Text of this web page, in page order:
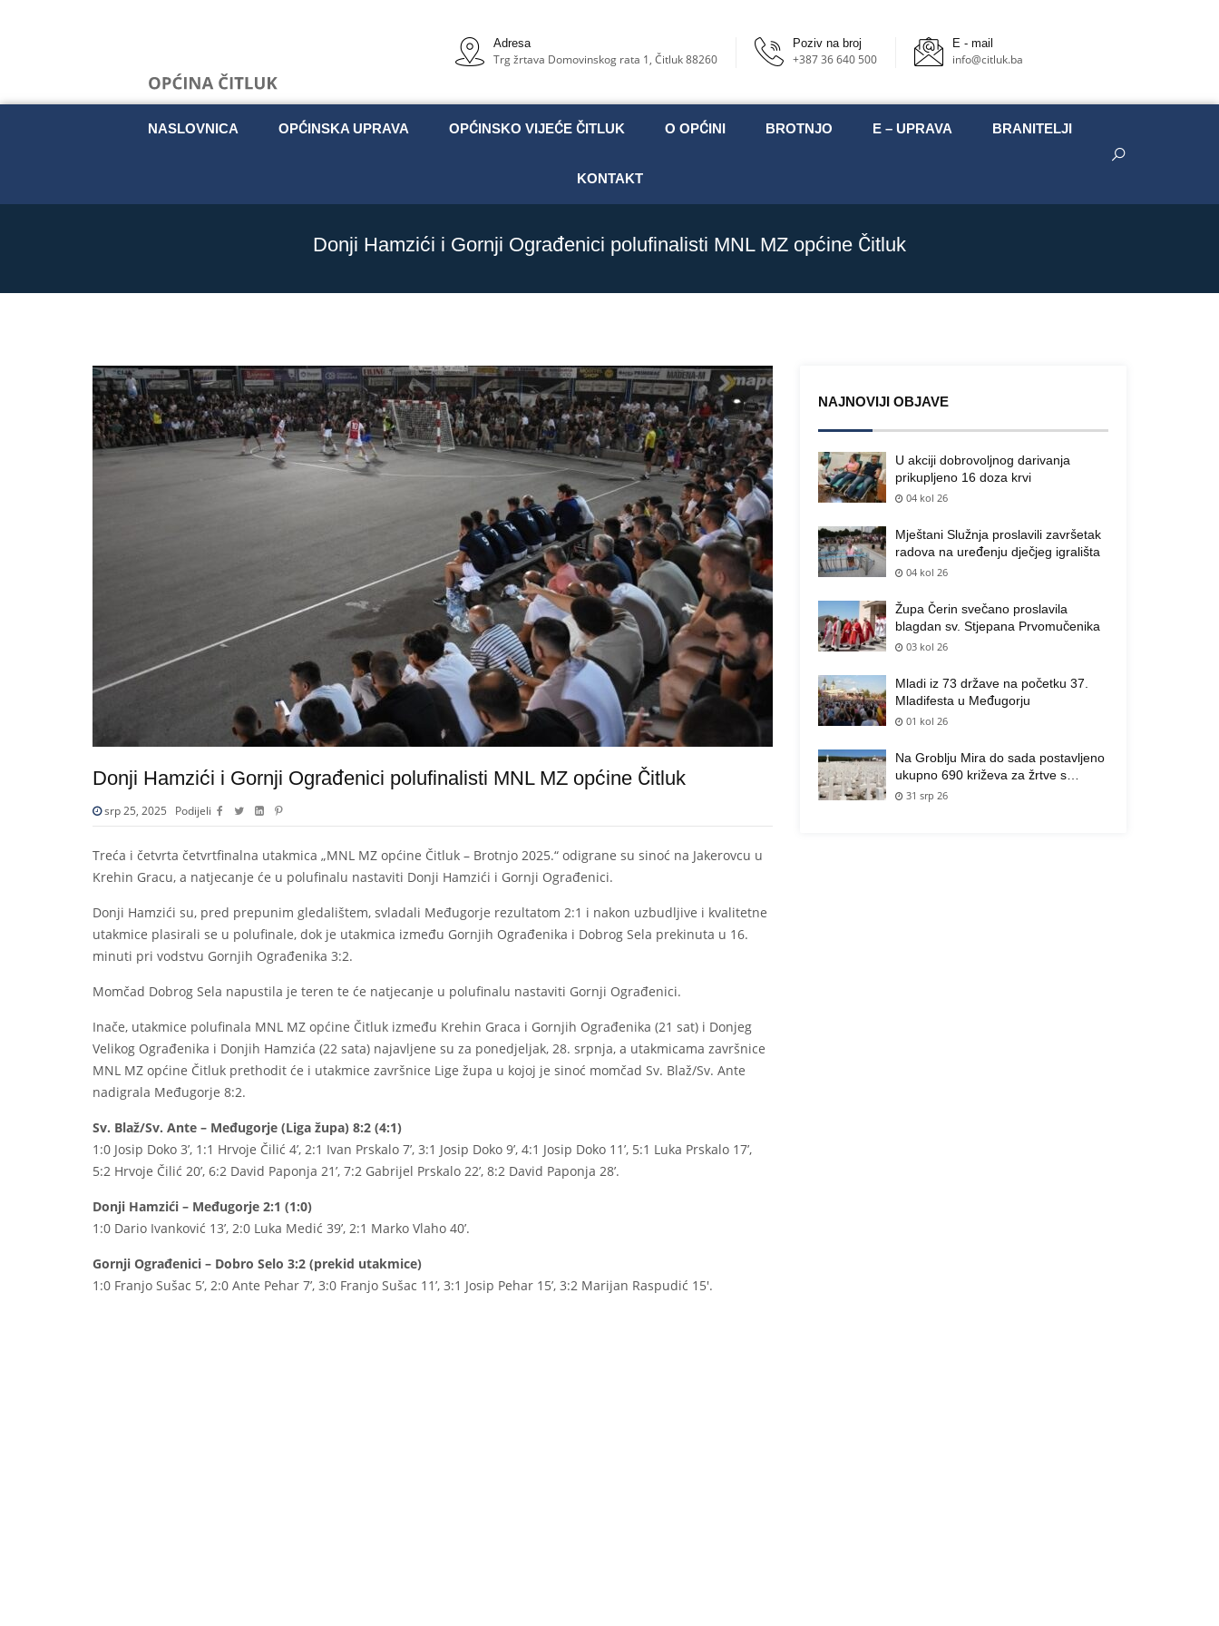
Adresa
Trg žrtava Domovinskog rata 1, Čitluk 88260
Poziv na broj
+387 36 640 500
E - mail
info@citluk.ba
NASLOVNICA OPĆINSKA UPRAVA OPĆINSKO VIJEĆE ČITLUK O OPĆINI BROTNJO E – UPRAVA BRANITELJI
KONTAKT
Donji Hamzići i Gornji Ograđenici polufinalisti MNL MZ općine Čitluk
Donji Hamzići i Gornji Ograđenici polufinalisti MNL MZ općine Čitluk
srp 25, 2025 Podijeli
Treća i četvrta četvrtfinalna utakmica „MNL MZ općine Čitluk – Brotnjo 2025.“ odigrane su sinoć na Jakerovcu u
Krehin Gracu, a natjecanje će u polufinalu nastaviti Donji Hamzići i Gornji Ograđenici.
Donji Hamzići su, pred prepunim gledalištem, svladali Međugorje rezultatom 2:1 i nakon uzbudljive i kvalitetne
utakmice plasirali se u polufinale, dok je utakmica između Gornjih Ograđenika i Dobrog Sela prekinuta u 16.
minuti pri vodstvu Gornjih Ograđenika 3:2.
Momčad Dobrog Sela napustila je teren te će natjecanje u polufinalu nastaviti Gornji Ograđenici.
Inače, utakmice polufinala MNL MZ općine Čitluk između Krehin Graca i Gornjih Ograđenika (21 sat) i Donjeg
Velikog Ograđenika i Donjih Hamzića (22 sata) najavljene su za ponedjeljak, 28. srpnja, a utakmicama završnice
MNL MZ općine Čitluk prethodit će i utakmice završnice Lige župa u kojoj je sinoć momčad Sv. Blaž/Sv. Ante
nadigrala Međugorje 8:2.
Sv. Blaž/Sv. Ante – Međugorje (Liga župa) 8:2 (4:1)
1:0 Josip Doko 3’, 1:1 Hrvoje Čilić 4’, 2:1 Ivan Prskalo 7’, 3:1 Josip Doko 9’, 4:1 Josip Doko 11’, 5:1 Luka Prskalo 17’,
5:2 Hrvoje Čilić 20’, 6:2 David Paponja 21’, 7:2 Gabrijel Prskalo 22’, 8:2 David Paponja 28’.
Donji Hamzići – Međugorje 2:1 (1:0)
1:0 Dario Ivanković 13’, 2:0 Luka Medić 39’, 2:1 Marko Vlaho 40’.
Gornji Ograđenici – Dobro Selo 3:2 (prekid utakmice)
1:0 Franjo Sušac 5’, 2:0 Ante Pehar 7’, 3:0 Franjo Sušac 11’, 3:1 Josip Pehar 15’, 3:2 Marijan Raspudić 15′.
NAJNOVIJI OBJAVE
U akciji dobrovoljnog darivanja
prikupljeno 16 doza krvi
04 kol 26
Mještani Služnja proslavili završetak
radova na uređenju dječjeg igrališta
04 kol 26
Župa Čerin svečano proslavila
blagdan sv. Stjepana Prvomučenika
03 kol 26
Mladi iz 73 države na početku 37.
Mladifesta u Međugorju
01 kol 26
Na Groblju Mira do sada postavljeno
ukupno 690 križeva za žrtve s
područja općine Čitluk
31 srp 26